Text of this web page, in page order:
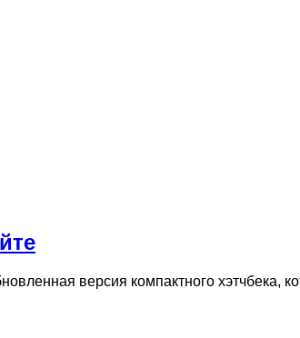
версия компактного хэтчбека,